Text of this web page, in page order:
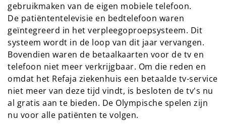
gebruikmaken van de eigen mobiele telefoon.
De patiëntentelevisie en bedtelefoon waren
geïntegreerd in het verpleegoproepsysteem. Dit
systeem wordt in de loop van dit jaar vervangen.
Bovendien waren de betaalkaarten voor de tv en
telefoon niet meer verkrijgbaar. Om die reden en
omdat het Refaja ziekenhuis een betaalde tv-service
niet meer van deze tijd vindt, is besloten de tv's nu
al gratis aan te bieden. De Olympische spelen zijn
nu voor alle patiënten te volgen.